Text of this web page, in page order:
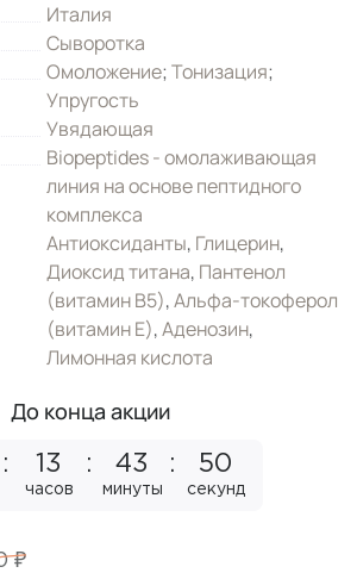
Италия
Сыворотка
Омоложение;Тонизация;
Упругость
Увядающая
Biopeptides - омолаживающая
линия на основе пептидного
комплекса
Антиоксиданты, Глицерин,
Диоксид титана, Пантенол
(витамин B5),Альфа-токоферол
(витамин Е),Аденозин,
Лимонная кислота
До конца акции
13
часов
43
минуты
49
секунд
₽